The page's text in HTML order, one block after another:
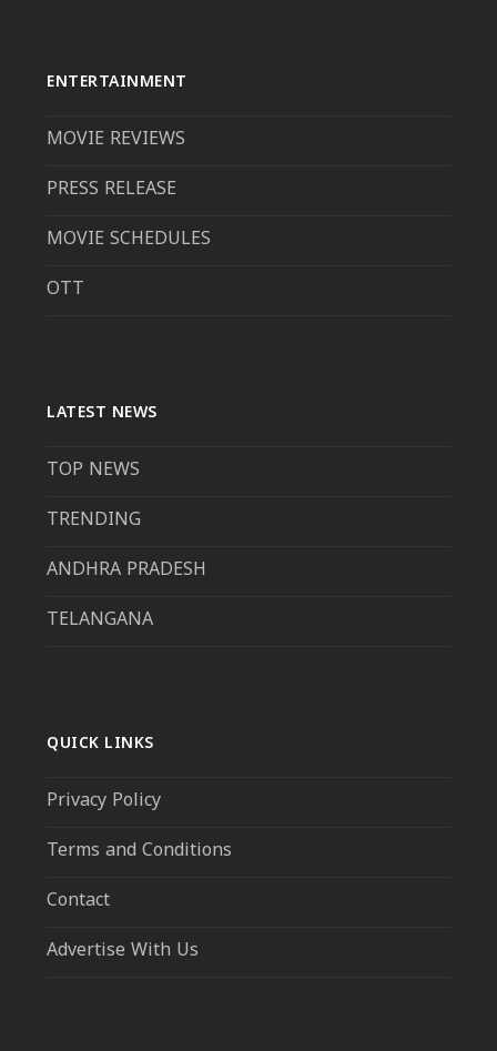
ENTERTAINMENT
MOVIE REVIEWS
PRESS RELEASE
MOVIE SCHEDULES
OTT
LATEST NEWS
TOP NEWS
TRENDING
ANDHRA PRADESH
TELANGANA
QUICK LINKS
Privacy Policy
Terms and Conditions
Contact
Advertise With Us